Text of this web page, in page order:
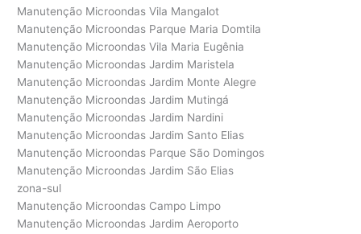
Manutenção Microondas Vila Mangalot
Manutenção Microondas Parque Maria Domtila
Manutenção Microondas Vila Maria Eugênia
Manutenção Microondas Jardim Maristela
Manutenção Microondas Jardim Monte Alegre
Manutenção Microondas Jardim Mutingá
Manutenção Microondas Jardim Nardini
Manutenção Microondas Jardim Santo Elias
Manutenção Microondas Parque São Domingos
Manutenção Microondas Jardim São Elias
zona-sul
Manutenção Microondas Campo Limpo
Manutenção Microondas Jardim Aeroporto